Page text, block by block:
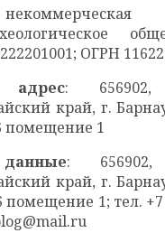
ОГРН
адрес: 656902,
край, г.
помещение 1
: 656902,
край, г.
1; тел. +7